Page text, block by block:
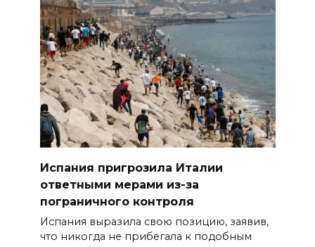
Испания пригрозила Италии
ответными мерами из-за
пограничного контроля
Испания выразила свою позицию, заявив,
что никогда не прибегала к подобным